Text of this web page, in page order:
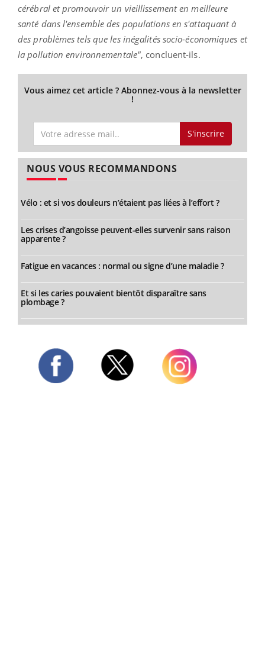
cérébral et promouvoir un vieillissement en meilleure
santé dans l'ensemble des populations en s'attaquant à
des problèmes tels que les inégalités socio-économiques et
la pollution environnementale", concluent-ils.
Vous aimez cet article ? Abonnez-vous à la newsletter
!
S'inscrire
NOUS VOUS RECOMMANDONS
Vélo : et si vos douleurs n’étaient pas liées à l’effort ?
Les crises d’angoisse peuvent-elles survenir sans raison
apparente ?
Fatigue en vacances : normal ou signe d’une maladie ?
Et si les caries pouvaient bientôt disparaître sans
plombage ?